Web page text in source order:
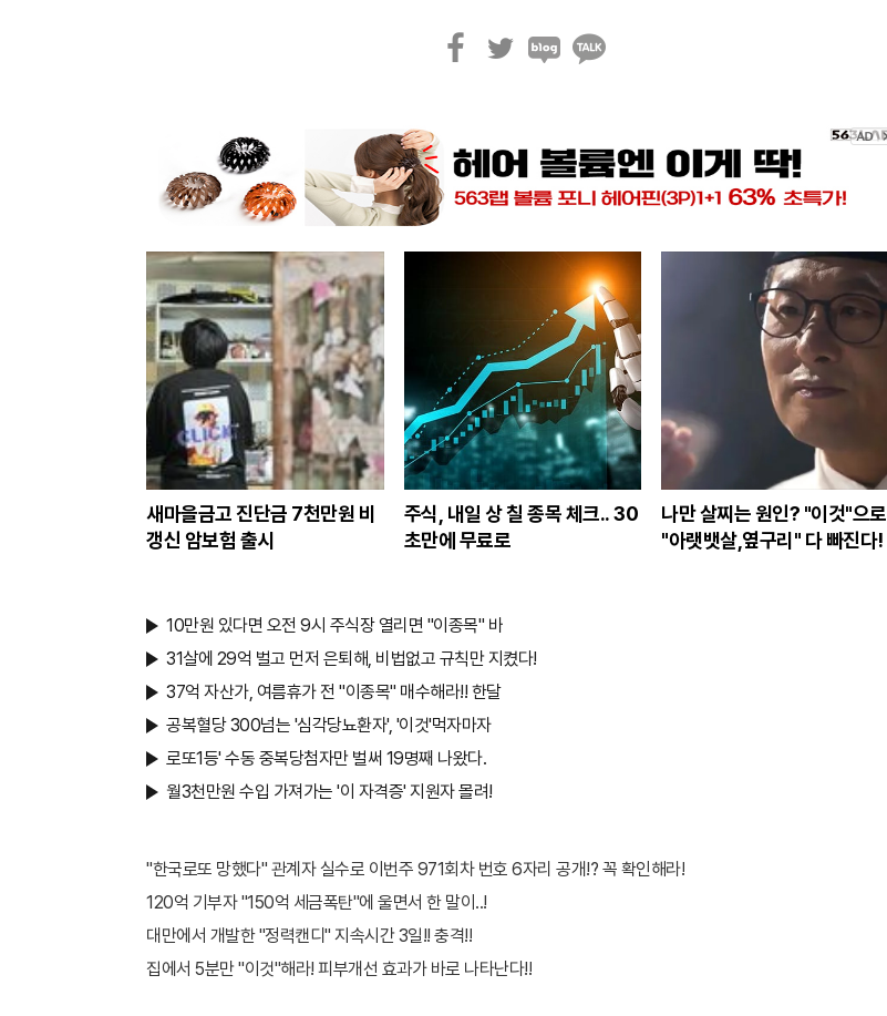
북
새마을금고 진단금 7천만원 비
갱신 암보험 출시
주식, 내일 상 칠 종목 체크.. 30
초만에 무료로
나만 살찌는 원인? "이것"으로
"아랫뱃살,옆구리" 다 빠진다!
10만원 있다면 오전 9시 주식장 열리면 "이종목" 바
31살에 29억 벌고 먼저 은퇴해, 비법없고 규칙만 지켰다!
37억 자산가, 여름휴가 전 "이종목" 매수해라!! 한달
공복혈당 300넘는 '심각당뇨환자', '이것'먹자마자
로또1등' 수동 중복당첨자만 벌써 19명째 나왔다.
월3천만원 수입 가져가는 '이 자격증' 지원자 몰려!
"한국로또 망했다" 관계자 실수로 이번주 971회차 번호 6자리 공개!? 꼭 확인해라!
120억 기부자 "150억 세금폭탄"에 울면서 한 말이..!
대만에서 개발한 "정력캔디" 지속시간 3일!! 충격!!
집에서 5분만 "이것"해라! 피부개선 효과가 바로 나타난다!!